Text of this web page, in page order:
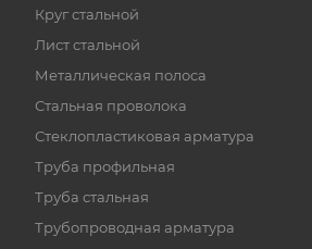
Круг стальной
Лист стальной
Металлическая полоса
Стальная проволока
Стеклопластиковая арматура
Труба профильная
Труба стальная
Трубопроводная арматура